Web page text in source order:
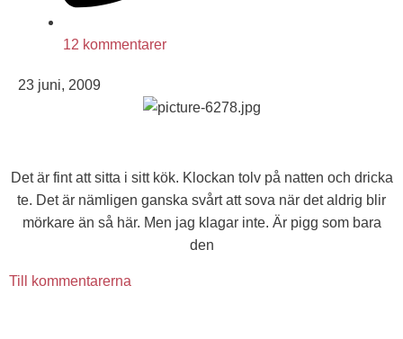
12 kommentarer
23 juni, 2009
Det är fint att sitta i sitt kök. Klockan tolv på natten och dricka
te. Det är nämligen ganska svårt att sova när det aldrig blir
mörkare än så här. Men jag klagar inte. Är pigg som bara
den
Till kommentarerna